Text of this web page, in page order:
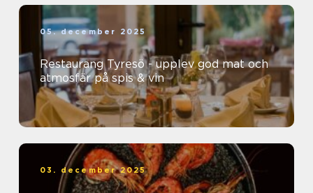
05. december 2025
Restaurang Tyresö - upplev god mat och
atmosfär på spis & vin
03. december 2025